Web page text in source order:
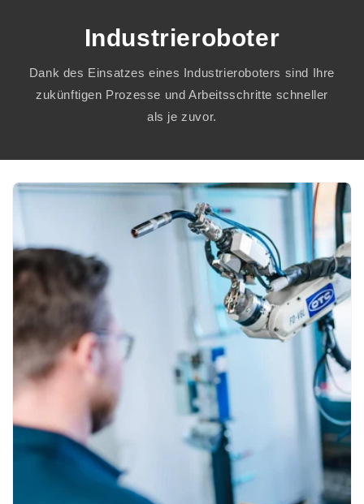
Industrieroboter
Dank des Einsatzes eines Industrieroboters sind Ihre
zukünftigen Prozesse und Arbeitsschritte schneller
als je zuvor.